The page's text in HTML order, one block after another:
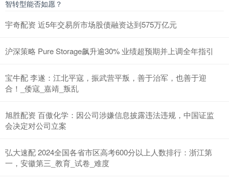
智转型能否如愿？
宇奇配资 近5年交易所市场股债融资达到575万亿元
沪深策略 Pure Storage飙升逾30% 业绩超预期并上调全年指引
宝牛配 李遂：江北平寇，振武营平叛，善于治军，也善于迎
合！_倭寇_嘉靖_叛乱
旭胜配资 百傲化学：因公司涉嫌信息披露违法违规，中国证监
会决定对公司立案
弘大速配 2024全国各省市区高考600分以上人数排行：浙江第
一，安徽第三_教育_试卷_难度